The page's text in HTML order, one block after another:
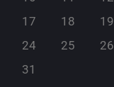
17
18 19
24
25 26
31